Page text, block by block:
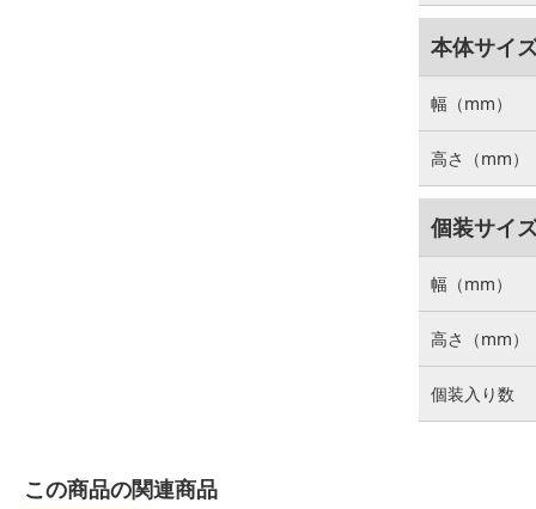
本体サイ
幅（mm）
高さ（mm）
個装サイ
幅（mm）
高さ（mm）
個装入り数
この商品の関連商品